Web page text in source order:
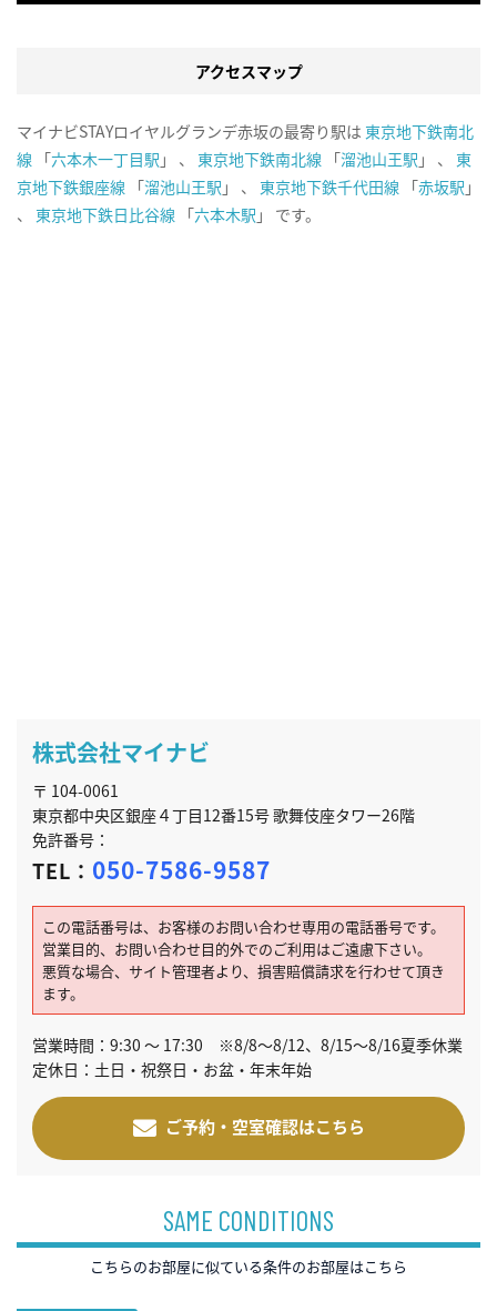
アクセスマップ
マイナビSTAYロイヤルグランデ赤坂の最寄り駅は 東京地下鉄南北
線 「六本木一丁目駅 」 、 東京地下鉄南北線 「溜池山王駅 」 、 東
京地下鉄銀座線 「溜池山王駅 」 、 東京地下鉄千代田線 「赤坂駅 」
、 東京地下鉄日比谷線 「六本木駅 」 です。
株式会社マイナビ
〒 104-0061
東京都中央区銀座４丁目12番15号 歌舞伎座タワー26階
免許番号：
TEL： 050-7586-9587
この電話番号は、お客様のお問い合わせ専用の電話番号です。
営業目的、お問い合わせ目的外でのご利用はご遠慮下さい。
悪質な場合、サイト管理者より、損害賠償請求を行わせて頂き
ます。
営業時間：9:30 ～ 17:30 ※8/8～8/12、8/15～8/16夏季休業
定休日：土日・祝祭日・お盆・年末年始
ご予約・空室確認はこちら
SAME CONDITIONS
こちらのお部屋に似ている条件のお部屋はこちら